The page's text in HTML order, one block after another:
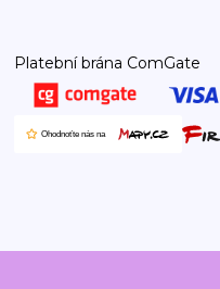
Platební brána ComGate